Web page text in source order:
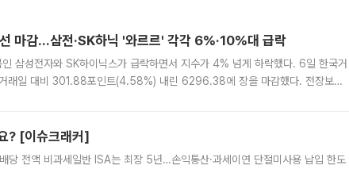
마감…삼전·SK하닉 '와르르' 각각 6%·10%대 급락
삼성전자와 SK하이닉스가 급락하면서 지수가 4% 넘게 하락했다. 6일 한국거
래일 대비 301.88포인트(4.58%) 내린 6296.38에 장을 마감했다. 전장보다
? [이슈크래커]
당 전액 비과세일반 ISA는 최장 5년…손익통산·과세이연 단절미사용 납입 한도